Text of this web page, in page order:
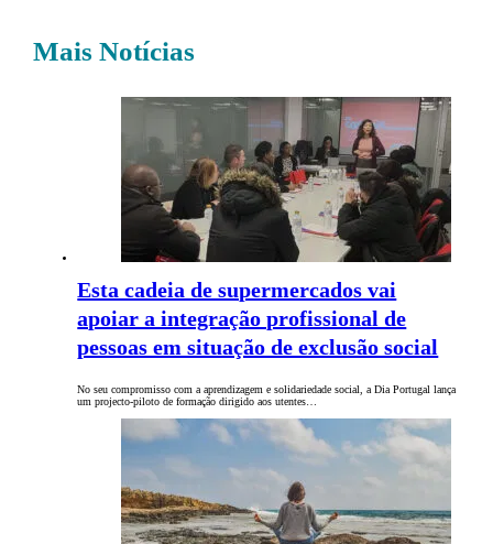
Mais Notícias
Esta cadeia de supermercados vai
apoiar a integração profissional de
pessoas em situação de exclusão social
No seu compromisso com a aprendizagem e solidariedade social, a Dia Portugal lança
um projecto-piloto de formação dirigido aos utentes…